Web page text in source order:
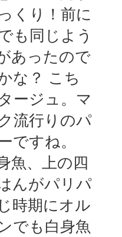
くり！前に
も同じよう
あったので
な？ こち
ージュ。マ
流行りのパ
ですね。
魚、上の四
んがパリパ
時期にオル
でも白身魚